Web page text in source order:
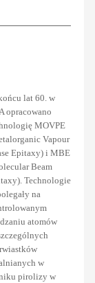
lat 60. w
opracowano
MOVPE
Vapour
Epitaxy) i MBE
Beam
Technologie
na
atomów
w
pirolizy w